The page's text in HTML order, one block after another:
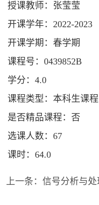
授课教师：张莹莹
开课学年：2022-2023
开课学期：春学期
课程号：0439852B
学分：4.0
课程类型：本科生课程
是否精品课程：否
选课人数：67
课时：64.0
上一条： 信号分析与处